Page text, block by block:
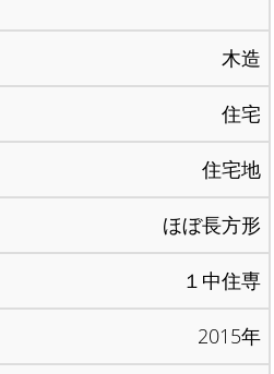
木造
住宅
住宅地
ほぼ長方形
１中住専
2015年